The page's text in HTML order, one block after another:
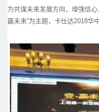
誓师大会成功召开
为共谋未来发展方向，增强信
赢未来”为主题，卡仕达2018华
销商参加了本次会议。卡仕达
先生等也应邀出席了此次会议。